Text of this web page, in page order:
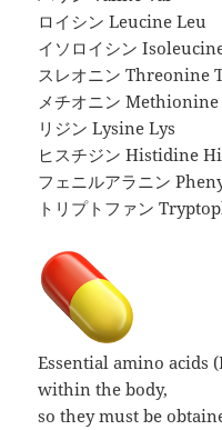
ロイシン Leucine Leu
イソロイシン
スレオニン Threonine
メチオニン
リジン Lysine Lys
ヒスチジン Histidine
フェニルアラニン
トリプトファン
Essential amino acids
within the body,
so they must be